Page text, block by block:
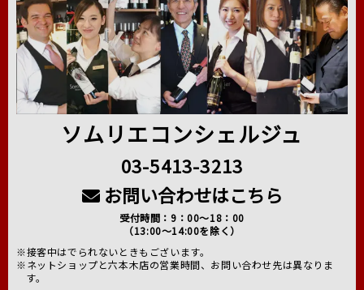
ソムリエコンシェルジュ
03-5413-3213
お問い合わせはこちら
受付時間：9：00～18：00
（13:00～14:00を除く）
※接客中はでられないときもございます。
※ネットショップと六本木店の営業時間、お問い合わせ先は異なりま
す。